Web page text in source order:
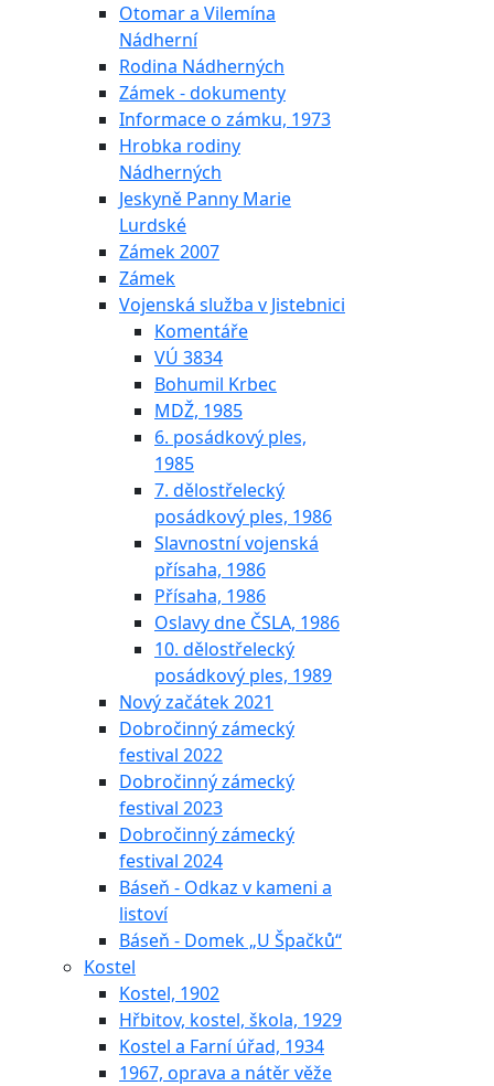
Otomar a Vilemína
Nádherní
Rodina Nádherných
Zámek - dokumenty
Informace o zámku, 1973
Hrobka rodiny
Nádherných
Jeskyně Panny Marie
Lurdské
Zámek 2007
Zámek
Vojenská služba v Jistebnici
Komentáře
VÚ 3834
Bohumil Krbec
MDŽ, 1985
6. posádkový ples,
1985
7. dělostřelecký
posádkový ples, 1986
Slavnostní vojenská
přísaha, 1986
Přísaha, 1986
Oslavy dne ČSLA, 1986
10. dělostřelecký
posádkový ples, 1989
Nový začátek 2021
Dobročinný zámecký
festival 2022
Dobročinný zámecký
festival 2023
Dobročinný zámecký
festival 2024
Báseň - Odkaz v kameni a
listoví
Báseň - Domek „U Špačků“
Kostel
Kostel, 1902
Hřbitov, kostel, škola, 1929
Kostel a Farní úřad, 1934
1967, oprava a nátěr věže